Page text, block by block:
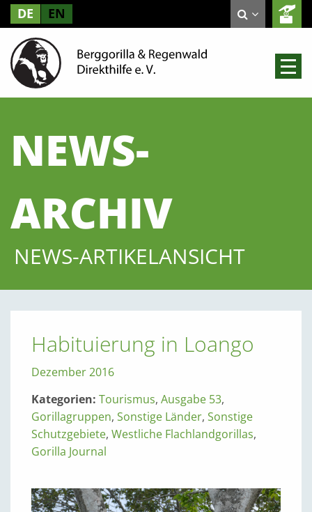
DE EN
NEWS-
ARCHIV
NEWS-ARTIKELANSICHT
Habituierung in Loango
Dezember 2016
Kategorien: Tourismus, Ausgabe 53,
Gorillagruppen, Sonstige Länder, Sonstige
Schutzgebiete, Westliche Flachlandgorillas,
Gorilla Journal